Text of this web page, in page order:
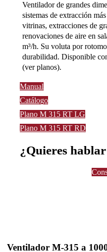
Ventilador de grandes
sistemas de extracción
vitrinas, extracciones de
renovaciones de aire en
m³/h. Su voluta por
durabilidad. Disponible
(ver planos).
Manual
Catálogo
Plano M 315 RT LG
Plano M 315 RT RD
¿Quieres
Ventilador M-315 a